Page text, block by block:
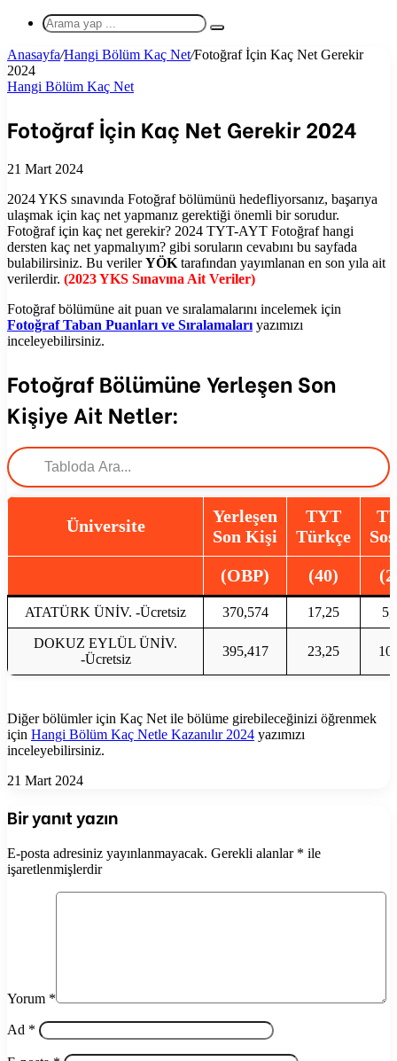
Arama
yap
...
Anasayfa/Hangi Bölüm Kaç Net/Fotoğraf İçin Kaç Net Gerekir
2024
Hangi Bölüm Kaç Net
Fotoğraf İçin Kaç Net Gerekir 2024
21 Mart 2024
2024 YKS sınavında Fotoğraf bölümünü hedefliyorsanız, başarıya
ulaşmak için kaç net yapmanız gerektiği önemli bir sorudur.
Fotoğraf için kaç net gerekir? 2024 TYT-AYT Fotoğraf hangi
dersten kaç net yapmalıyım? gibi soruların cevabını bu sayfada
bulabilirsiniz. Bu verilerYÖK tarafından yayımlanan en son yıla ait
verilerdir. (2023 YKS Sınavına Ait Veriler)
Fotoğraf bölümüne ait puan ve sıralamalarını incelemek için
Fotoğraf Taban Puanları ve Sıralamaları yazımızı
inceleyebilirsiniz.
Fotoğraf Bölümüne Yerleşen Son
Kişiye Ait Netler:
Üniversite
Yerleşen
Son Kişi
TYT
Türkçe
(OBP)
(40)
ATATÜRK ÜNİV. -Ücretsiz 370,574 17,25
DOKUZ EYLÜL ÜNİV.
-Ücretsiz
395,417 23,25
Diğer bölümler için Kaç Net ile bölüme girebileceğinizi öğrenmek
için Hangi Bölüm Kaç Netle Kazanılır 2024 yazımızı
inceleyebilirsiniz.
21 Mart 2024
Bir yanıt yazın
E-posta adresiniz yayınlanmayacak. Gerekli alanlar * ile
işaretlenmişlerdir
Yorum *
Ad *